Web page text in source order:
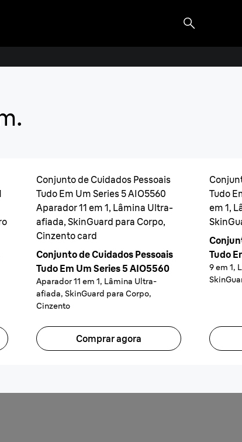
e 100% sem esforço da
Conjunto de Cuidados Pessoais
Tudo Em Um Series 5 AIO5560
Aparador 11 em 1, Lâmina Ultra-
afiada, SkinGuard para Corpo,
Cinzento card
Conjunto de Cuidados Pessoais
Tudo Em Um Series 5 AIO5560
Aparador 11 em 1, Lâmina Ultra-
afiada, SkinGuard para Corpo,
Cinzento
Comprar agora
Tudo
em 1,
Tudo
9 em 1,